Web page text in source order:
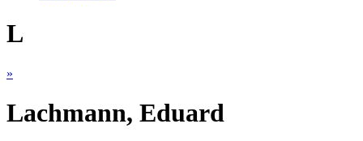
L
»
Lachmann, Eduard